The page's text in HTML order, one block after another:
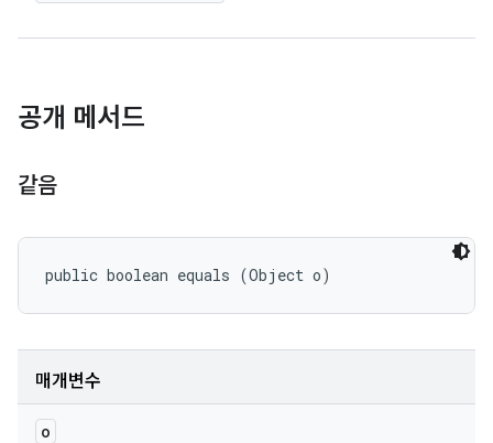
공개 메서드
같음
public boolean equals (Object o)
매개변수
o